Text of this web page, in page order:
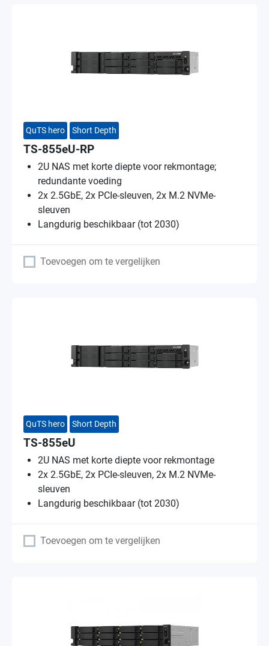
QuTS hero Short Depth
TS-855eU-RP
2U NAS met korte diepte voor rekmontage;
redundante voeding
2x 2.5GbE, 2x PCIe-sleuven, 2x M.2 NVMe-
sleuven
Langdurig beschikbaar (tot 2030)
Toevoegen om te vergelijken
QuTS hero Short Depth
TS-855eU
2U NAS met korte diepte voor rekmontage
2x 2.5GbE, 2x PCIe-sleuven, 2x M.2 NVMe-
sleuven
Langdurig beschikbaar (tot 2030)
Toevoegen om te vergelijken